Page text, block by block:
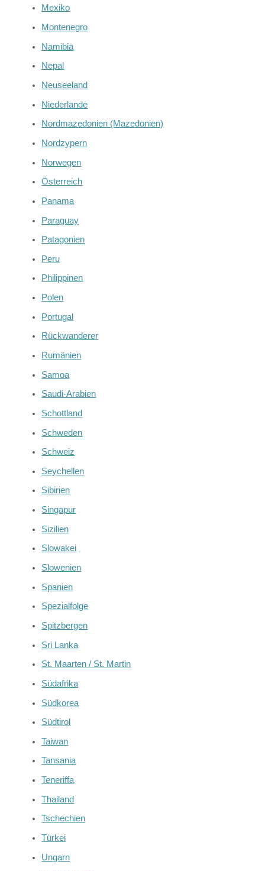
Mexiko
Montenegro
Namibia
Nepal
Neuseeland
Niederlande
Nordmazedonien (Mazedonien)
Nordzypern
Norwegen
Österreich
Panama
Paraguay
Patagonien
Peru
Philippinen
Polen
Portugal
Rückwanderer
Rumänien
Samoa
Saudi-Arabien
Schottland
Schweden
Schweiz
Seychellen
Sibirien
Singapur
Sizilien
Slowakei
Slowenien
Spanien
Spezialfolge
Spitzbergen
Sri Lanka
St. Maarten / St. Martin
Südafrika
Südkorea
Südtirol
Taiwan
Tansania
Teneriffa
Thailand
Tschechien
Türkei
Ungarn